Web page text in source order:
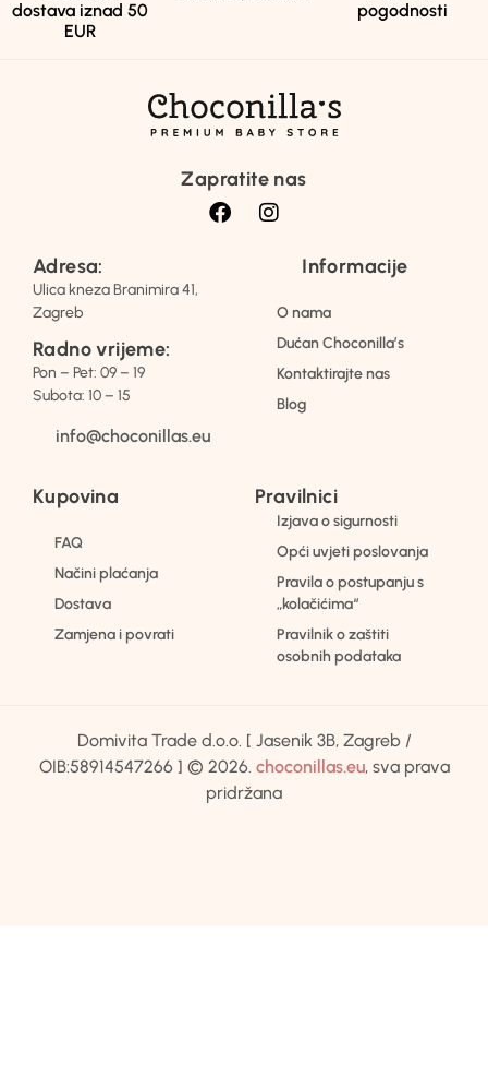
dostava iznad 50
EUR
pogodnosti
Zapratite nas
Adresa:
Ulica kneza Branimira 41,
Zagreb
Radno vrijeme:
Pon – Pet: 09 – 19
Subota: 10 – 15
info@choconillas.eu
Informacije
O nama
Dućan Choconilla’s
Kontaktirajte nas
Blog
Kupovina
FAQ
Načini plaćanja
Dostava
Zamjena i povrati
Pravilnici
Izjava o sigurnosti
Opći uvjeti poslovanja
Pravila o postupanju s
„kolačićima“
Pravilnik o zaštiti
osobnih podataka
Domivita Trade d.o.o. [ Jasenik 3B, Zagreb /
OIB:58914547266 ] © 2026. choconillas.eu, sva prava
pridržana